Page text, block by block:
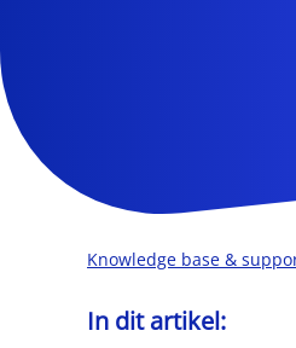
Knowledge base &
In dit artikel: